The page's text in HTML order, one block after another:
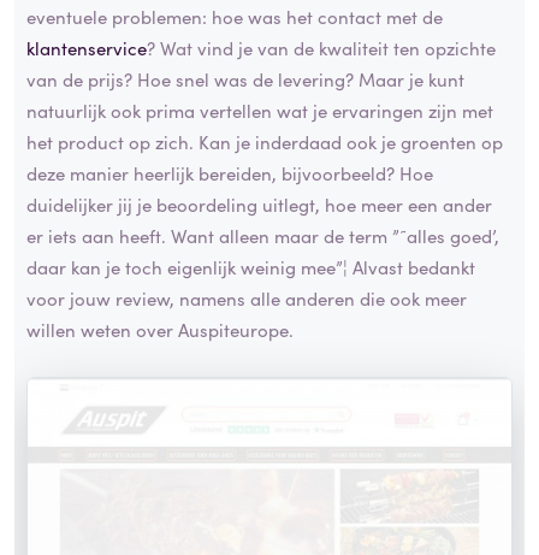
eventuele problemen: hoe was het contact met de
klantenservice? Wat vind je van de kwaliteit ten opzichte
van de prijs? Hoe snel was de levering? Maar je kunt
natuurlijk ook prima vertellen wat je ervaringen zijn met
het product op zich. Kan je inderdaad ook je groenten op
deze manier heerlijk bereiden, bijvoorbeeld? Hoe
duidelijker jij je beoordeling uitlegt, hoe meer een ander
er iets aan heeft. Want alleen maar de term ”˜alles goed’,
daar kan je toch eigenlijk weinig mee”¦ Alvast bedankt
voor jouw review, namens alle anderen die ook meer
willen weten over Auspiteurope.